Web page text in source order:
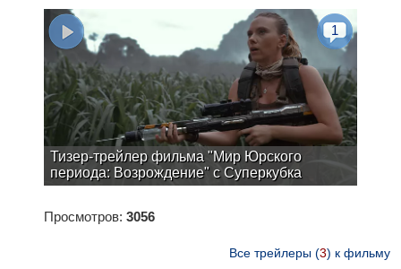
Тизер-трейлер фильма "Мир Юрского
периода: Возрождение" с Суперкубка
1
Просмотров: 3056
Все трейлеры (3) к фильму